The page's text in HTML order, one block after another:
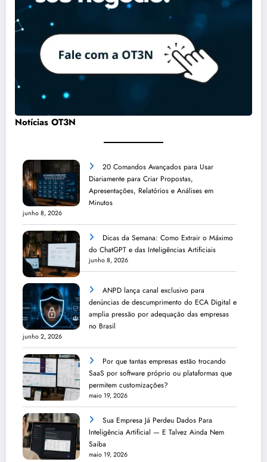
Notícias OT3N
20 Comandos Avançados para Usar
Diariamente para Criar Propostas,
Apresentações, Relatórios e Análises em
Minutos
junho 8, 2026
Dicas da Semana: Como Extrair o Máximo
do ChatGPT e das Inteligências Artificiais
junho 8, 2026
ANPD lança canal exclusivo para
denúncias de descumprimento do ECA Digital e
amplia pressão por adequação das empresas
no Brasil
junho 2, 2026
Por que tantas empresas estão trocando
SaaS por software próprio ou plataformas que
permitem customizações?
maio 19, 2026
Sua Empresa Já Perdeu Dados Para
Inteligência Artificial — E Talvez Ainda Nem
Saiba
maio 19, 2026